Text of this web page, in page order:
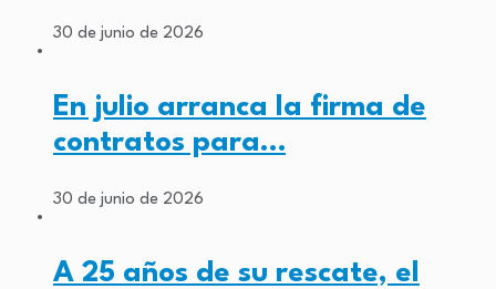
30 de junio de 2026
En julio arranca la firma de
contratos para…
30 de junio de 2026
A 25 años de su rescate, el